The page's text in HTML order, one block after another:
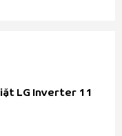
LG Inverter 11